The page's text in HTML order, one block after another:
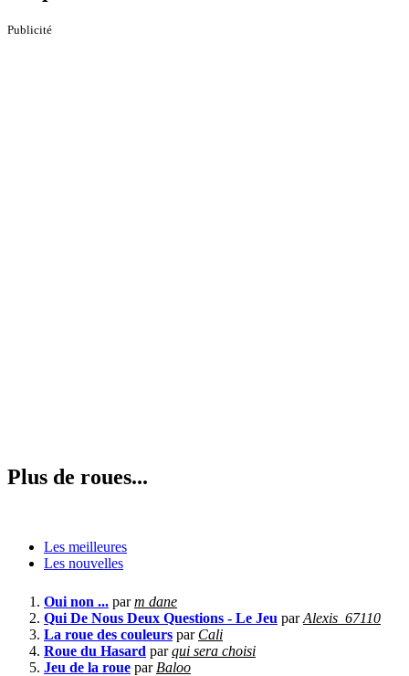
Publicité
Plus de roues...
Les meilleures
Les nouvelles
Oui non ... parm dane
Qui De Nous Deux Questions - Le Jeu parAlexis_67110
La roue des couleurs par Cali
Roue du Hasard parqui sera choisi
Jeu de la roue par Baloo